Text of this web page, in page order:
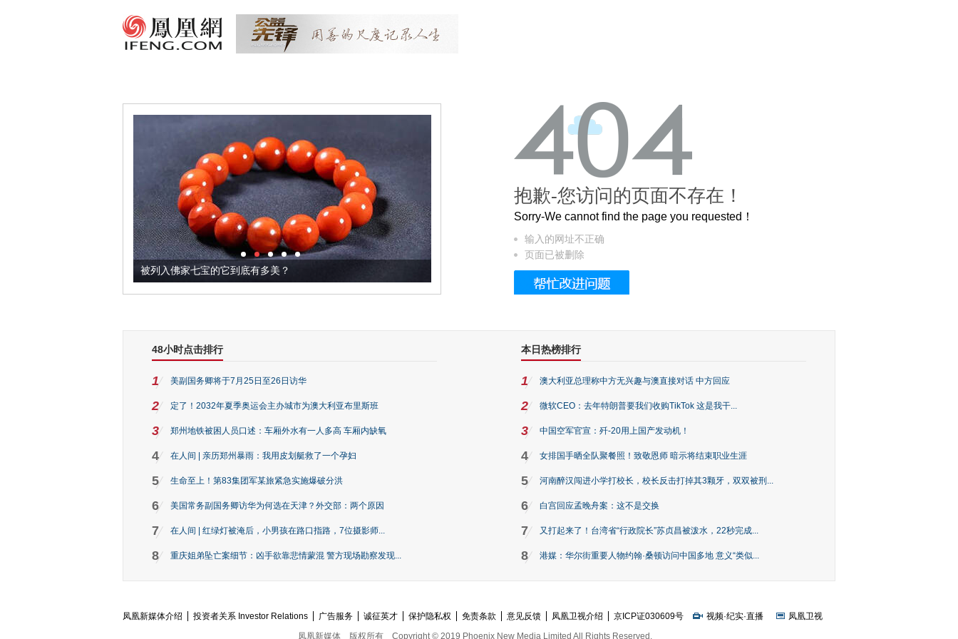
被列入佛家七宝的它到底有多美？ 这个3.2米的长卷，还原了600岁的紫禁城
抱歉-您访问的页面不存在！
Sorry-We cannot find the page you requested！
输入的网址不正确
页面已被删除
48小时点击排行
1 美副国务卿将于7月25日至26日访华
2 定了！2032年夏季奥运会主办城市为澳大利亚布里斯班
3 郑州地铁被困人员口述：车厢外水有一人多高 车厢内缺氧
4 在人间 | 亲历郑州暴雨：我用皮划艇救了一个孕妇
5 生命至上！第83集团军某旅紧急实施爆破分洪
6 美国常务副国务卿访华为何选在天津？外交部：两个原因
7 在人间 | 红绿灯被淹后，小男孩在路口指路，7位摄影师...
8 重庆姐弟坠亡案细节：凶手欲靠悲情蒙混 警方现场勘察发现...
本日热榜排行
1 澳大利亚总理称中方无兴趣与澳直接对话 中方回应
2 微软CEO：去年特朗普要我们收购TikTok 这是我干...
3 中国空军官宣：歼-20用上国产发动机！
4 女排国手晒全队聚餐照！致敬恩师 暗示将结束职业生涯
5 河南醉汉闯进小学打校长，校长反击打掉其3颗牙，双双被刑...
6 白宫回应孟晚舟案：这不是交换
7 又打起来了！台湾省“行政院长”苏贞昌被泼水，22秒完成...
8 港媒：华尔街重要人物约翰·桑顿访问中国多地 意义“类似...
凤凰新媒体介绍 投资者关系 Investor Relations 广告服务 诚征英才 保护隐私权 免责条款 意见反馈 凤凰卫视介绍 京ICP证030609号 视频·纪实·直播
凤凰卫视
凤凰新媒体
版权所有 Copyright © 2019 Phoenix New Media Limited All Rights Reserved.